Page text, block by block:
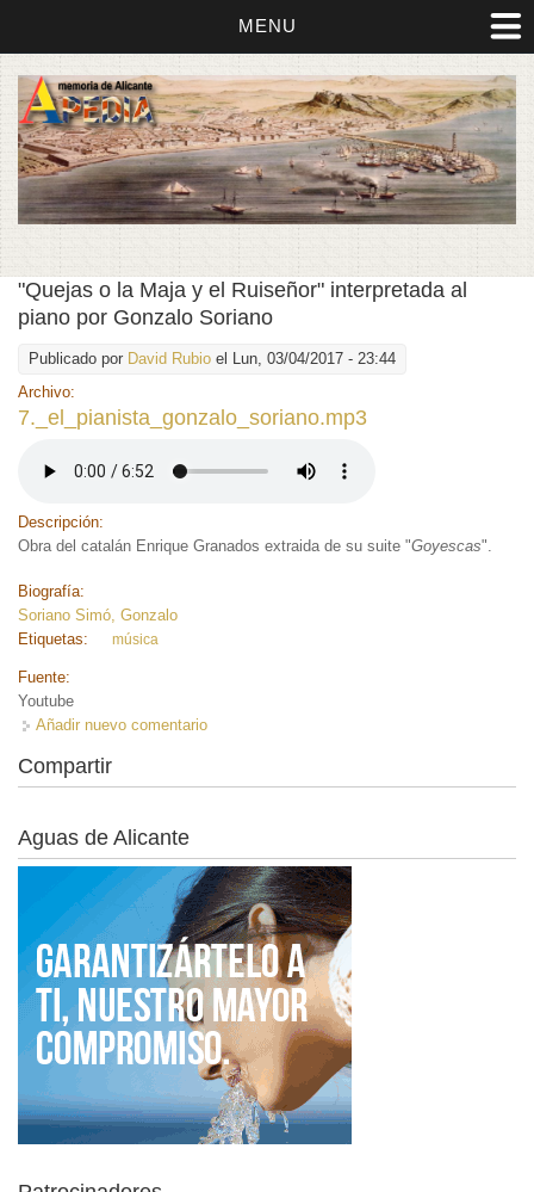
MENU
"Quejas o la Maja y el Ruiseñor" interpretada al
piano por Gonzalo Soriano
Publicado por David Rubio el Lun, 03/04/2017 - 23:44
Archivo:
7._el_pianista_gonzalo_soriano.mp3
Descripción:
Obra del catalán Enrique Granados extraida de su suite "Goyescas".
Biografía:
Soriano Simó, Gonzalo
Etiquetas:
música
Fuente:
Youtube
Añadir nuevo comentario
Compartir
Aguas de Alicante